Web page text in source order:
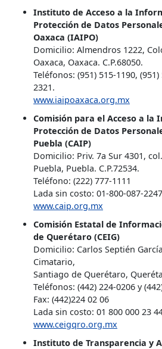
Instituto de Acceso a la
Protección de Datos
Oaxaca (IAIPO)
Domicilio: Almendros 1222,
Oaxaca, Oaxaca. C.P.68050.
Teléfonos: (951) 515-1190,
2321.
www.iaipoaxaca.org.mx
Comisión para el Acceso a la
Protección de Datos
Puebla (CAIP)
Domicilio: Priv. 7a Sur 4301,
Puebla, Puebla. C.P.72534.
Teléfono: (222) 777-1111
Lada sin costo: 01-800-087-2247
www.caip.org.mx
Comisión Estatal de
de Querétaro (CEIG)
Domicilio: Carlos Septién
Cimatario,
Santiago de Querétaro,
Teléfonos: (442) 224-0206 y
Fax: (442)224 02 06
Lada sin costo: 01 800 000 23
www.ceigqro.org.mx
Instituto de Transparencia y